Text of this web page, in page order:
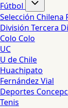
Fútbol
Selección Chilena
División Tercera
Colo Colo
UC
U de Chile
Huachipato
Fernández Vial
Deportes
Tenis